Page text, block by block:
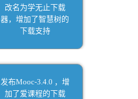
改名为学无止下载
器，增加了智慧树的
下载支持
发布Mooc-3.4.0 ，增
加了爱课程的下载